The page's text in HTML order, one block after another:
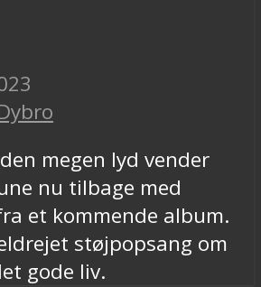
megen lyd vender
nu tilbage med
et kommende album.
støjpopsang om
gode liv.